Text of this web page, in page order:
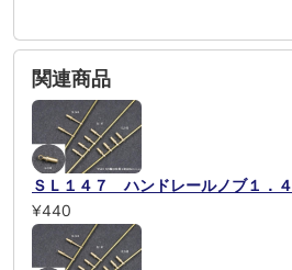
関連商品
ＳＬ１４７ ハンドレールノブ１．４
¥440